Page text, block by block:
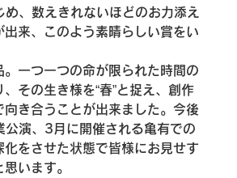
、数えきれないほどのお力添え
来、このよう素晴らしい賞をい
一つ一つの命が限られた時間の
その生き様を“春”と捉え、創作
き合うことが出来ました。今後
演、3月に開催される亀有での
をさせた状態で皆様にお見せす
います。